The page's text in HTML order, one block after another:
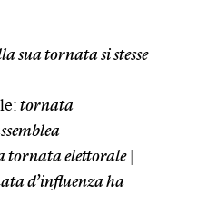
sua tornata si stesse
tornata
tornata elettorale
d’influenza ha